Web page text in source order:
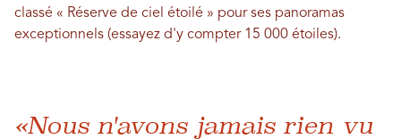
classé « Réserve de ciel étoilé » pour ses panoramas
exceptionnels (essayez d'y compter 15 000 étoiles).
«Nous n'avons jamais rien vu